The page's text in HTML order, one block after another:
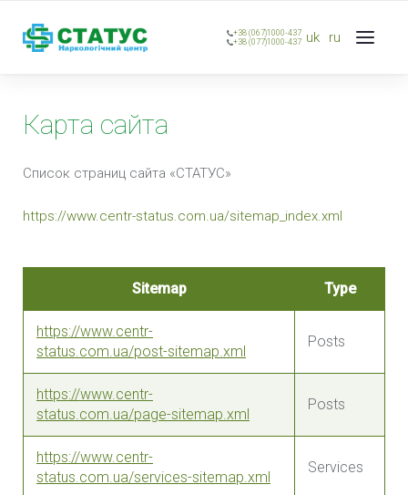
+38 (067)1000-437
+38 (077)1000-437 uk ru
Карта сайта
Список страниц сайта «СТАТУС»
https://www.centr-status.com.ua/sitemap_index.xml
Sitemap Type
https://www.centr-
status.com.ua/post-sitemap.xml
Posts
https://www.centr-
status.com.ua/page-sitemap.xml
Posts
https://www.centr-
status.com.ua/services-sitemap.xml
Services